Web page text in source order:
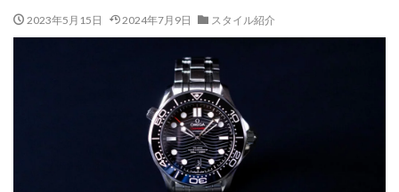
2023年5月15日 2024年7月9日 スタイル紹介